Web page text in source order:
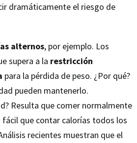
dramáticamente el riesgo de
alternos, por ejemplo. Los
supera a la restricción
para la pérdida de peso. ¿Por qué?
pueden mantenerlo.
Resulta que comer normalmente
fácil que contar calorías todos los
recientes muestran que el